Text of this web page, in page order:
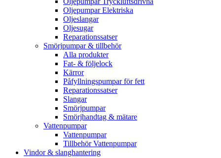
Oljepumpar Elektriska
Oljeslangar
Oljesugar
Reparationssatser
Smörjpumpar & tillbehör
Alla produkter
Fat- & följelock
Kärror
Påfyllningspumpar för fett
Reparationssatser
Slangar
Smörjpumpar
Smörjhandtag & mätare
Vattenpumpar
Vattenpumpar
Tillbehör Vattenpumpar
Vindor & slanghantering